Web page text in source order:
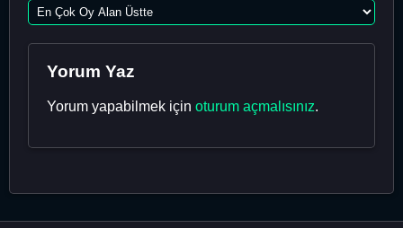
Yorum Yaz
Yorum yapabilmek için oturum açmalısınız.